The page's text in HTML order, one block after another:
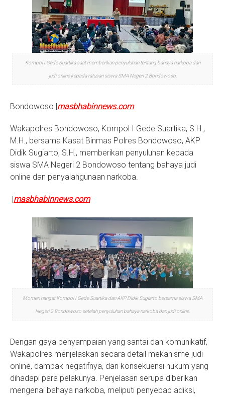
Kompol I Gede Suartika saat memberikan penyuluhan tentang bahaya narkoba dan
judi online kepada ratusan siswa SMA Negeri 2 Bondowoso.
Bondowoso |masbhabinnews.com
Wakapolres Bondowoso, Kompol I Gede Suartika, S.H.,
M.H., bersama Kasat Binmas Polres Bondowoso, AKP
Didik Sugiarto, S.H., memberikan penyuluhan kepada
siswa SMA Negeri 2 Bondowoso tentang bahaya judi
online dan penyalahgunaan narkoba.
|masbhabinnews.com
Momen hangat Kompol I Gede Suartika dan AKP Didik Sugiarto bersama siswa SMA
Negeri 2 Bondowoso setelah penyuluhan bahaya narkoba dan judi online.
Dengan gaya penyampaian yang santai dan komunikatif,
Wakapolres menjelaskan secara detail mekanisme judi
online, dampak negatifnya, dan konsekuensi hukum yang
dihadapi para pelakunya. Penjelasan serupa diberikan
mengenai bahaya narkoba, meliputi penyebab adiksi,